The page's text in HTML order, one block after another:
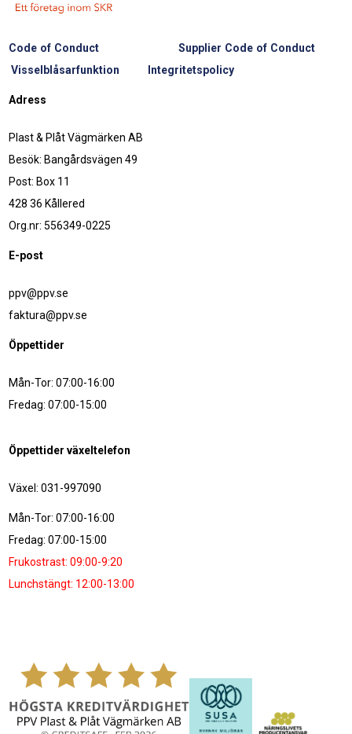
Code of Conduct
Supplier Code of Conduct
Visselblåsarfunktion
Integritetspolicy
Adress
Plast & Plåt Vägmärken AB
Besök: Bangårdsvägen 49
Post: Box 11
428 36 Kållered
Org.nr: 556349-0225
E-post
ppv@ppv.se
faktura@ppv.se
Öppettider
Mån-Tor: 07:00-16:00
Fredag: 07:00-15:00
Öppettider växeltelefon
Växel: 031-997090
Mån-Tor: 07:00-16:00
Fredag: 07:00-15:00
Frukostrast: 09:00-9:20
Lunchstängt: 12:00-13:00